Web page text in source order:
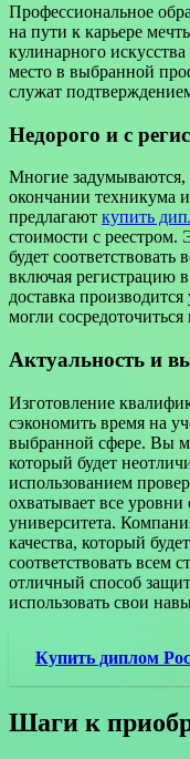
Профессиональное
на пути к карьере
кулинарного
место в выбранной
служат
Недорого и с
Многие задумываются,
окончании техникума
предлагают купить
стоимости с реестром.
будет
включая регистрацию
доставка
могли сосредоточиться
Актуальность и
Изготовление
сэкономить время на
выбранной сфере. Вы
который будет
использованием
охватывает все уровни
университета.
качества, который
соответствовать всем
отличный способ
использовать свои
Купить диплом
Шаги к